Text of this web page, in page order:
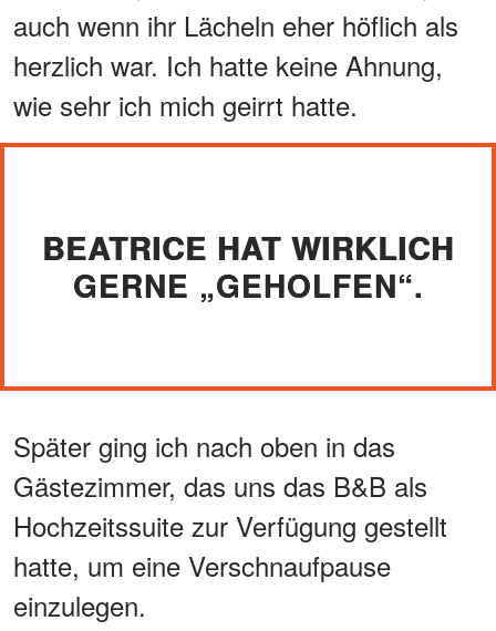
auch wenn ihr Lächeln eher höflich als
herzlich war. Ich hatte keine Ahnung,
wie sehr ich mich geirrt hatte.
BEATRICE HAT WIRKLICH
GERNE „GEHOLFEN“.
Später ging ich nach oben in das
Gästezimmer, das uns das B&B als
Hochzeitssuite zur Verfügung gestellt
hatte, um eine Verschnaufpause
einzulegen.